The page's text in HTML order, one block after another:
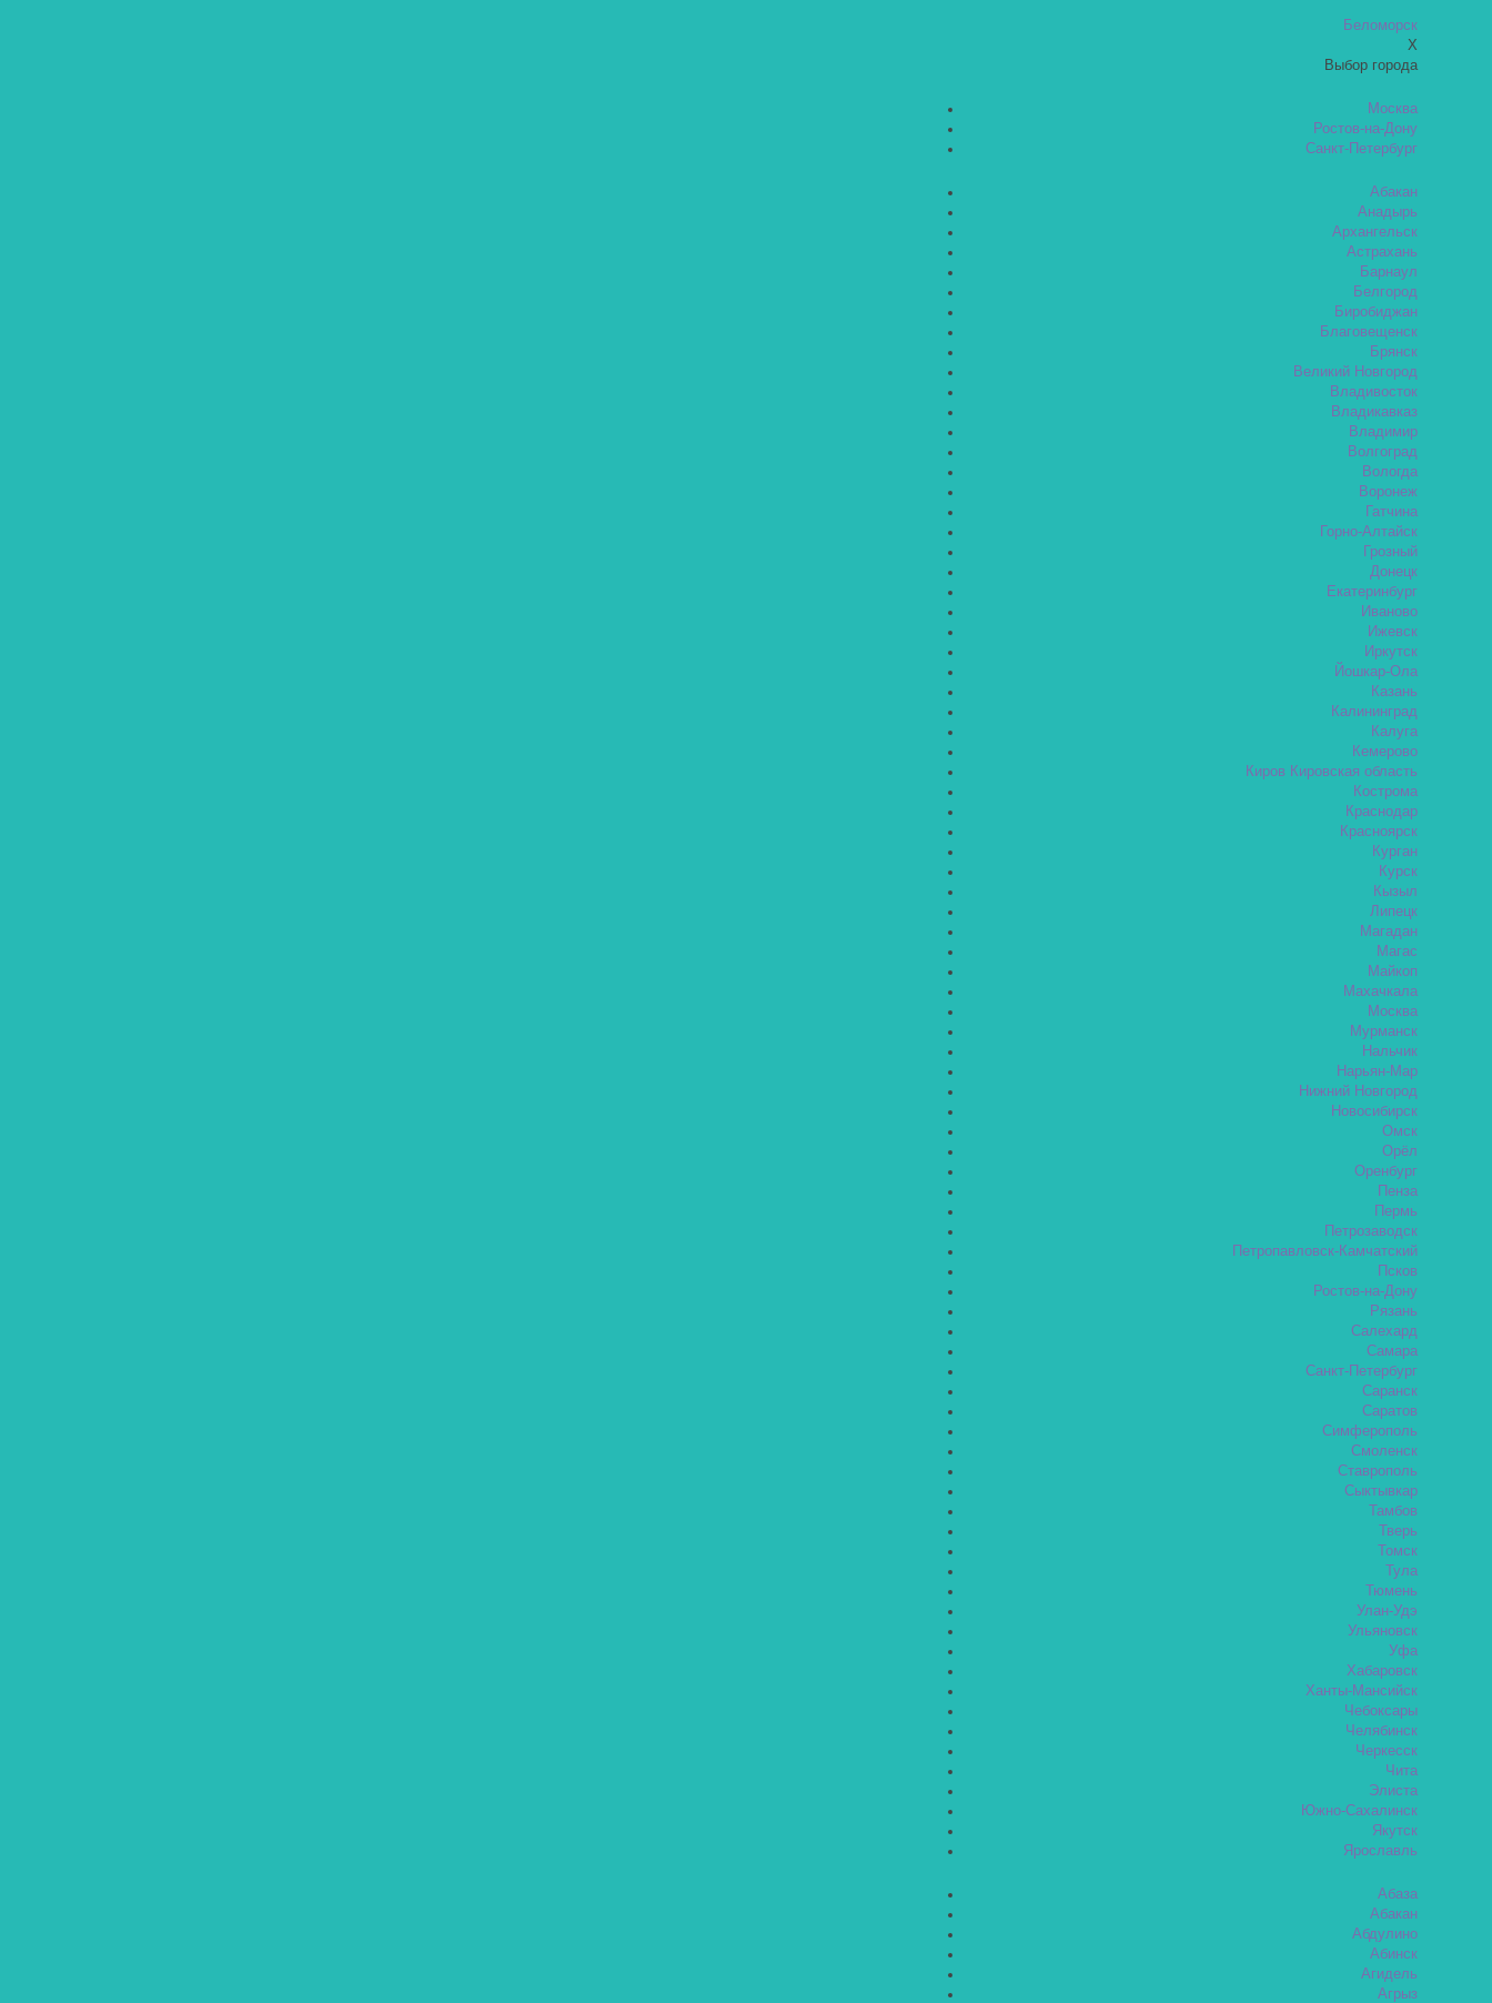
Беломорск
X
Выбор города
Москва
Ростов-на-Дону
Санкт-Петербург
Абакан
Анадырь
Архангельск
Астрахань
Барнаул
Белгород
Биробиджан
Благовещенск
Брянск
Великий Новгород
Владивосток
Владикавказ
Владимир
Волгоград
Вологда
Воронеж
Гатчина
Горно-Алтайск
Грозный
Донецк
Екатеринбург
Иваново
Ижевск
Иркутск
Йошкар-Ола
Казань
Калининград
Калуга
Кемерово
Киров Кировская область
Кострома
Краснодар
Красноярск
Курган
Курск
Кызыл
Липецк
Магадан
Магас
Майкоп
Махачкала
Москва
Мурманск
Нальчик
Нарьян-Мар
Нижний Новгород
Новосибирск
Омск
Орёл
Оренбург
Пенза
Пермь
Петрозаводск
Петропавловск-Камчатский
Псков
Ростов-на-Дону
Рязань
Салехард
Самара
Санкт-Петербург
Саранск
Саратов
Симферополь
Смоленск
Ставрополь
Сыктывкар
Тамбов
Тверь
Томск
Тула
Тюмень
Улан-Удэ
Ульяновск
Уфа
Хабаровск
Ханты-Мансийск
Чебоксары
Челябинск
Черкесск
Чита
Элиста
Южно-Сахалинск
Якутск
Ярославль
Абаза
Абакан
Абдулино
Абинск
Агидель
Агрыз